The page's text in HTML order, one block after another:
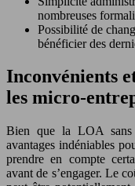
nombreuses
Possibilité de
bénéficier des
Inconvénients
les micro-
Bien que la LOA sans
avantages indéniables
prendre en compte
avant de s’engager. Le